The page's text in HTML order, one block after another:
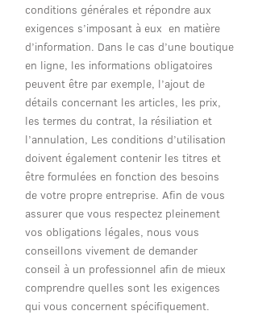
conditions générales et répondre aux
exigences s’imposant à eux en matière
d’information. Dans le cas d’une boutique
en ligne, les informations obligatoires
peuvent être par exemple, l’ajout de
détails concernant les articles, les prix,
les termes du contrat, la résiliation et
l’annulation, Les conditions d’utilisation
doivent également contenir les titres et
être formulées en fonction des besoins
de votre propre entreprise. Afin de vous
assurer que vous respectez pleinement
vos obligations légales, nous vous
conseillons vivement de demander
conseil à un professionnel afin de mieux
comprendre quelles sont les exigences
qui vous concernent spécifiquement.